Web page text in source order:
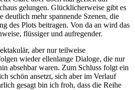
gelungen. Glücklicherweise gibt es
deutlich mehr spannende Szenen, die
des Plots beitragen. Von da an wird das
flüssiger und aufregender.
aber nur teilweise
wieder ellenlange Dialoge, die nur
absehbar waren. Zum Schluss folgt ein
schön ansetzt, sich aber im Verlauf
gesagt bin ich froh, dass die Reihe